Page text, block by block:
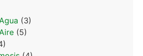
(3)
(5)